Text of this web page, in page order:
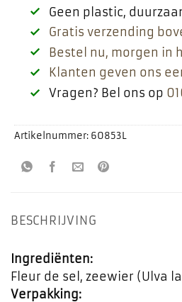
Geen plastic,
Gratis verzending
Bestel nu, morgen in
Klanten geven ons
Vragen? Bel ons op
Artikelnummer: 60853L
BESCHRIJVING
Ingrediënten:
Fleur de sel, zeewier (Ulva
Verpakking: